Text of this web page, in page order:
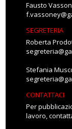
Fausto
SEGRETERIA
Roberta
Stefania
CONTATTACI
Per
lavoro,